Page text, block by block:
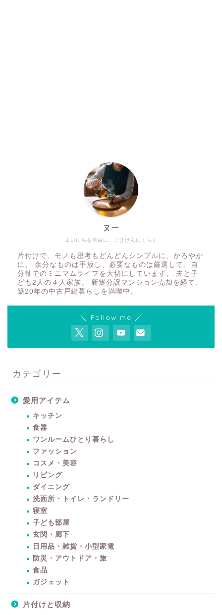
まいにちを自由に、ごきげんにくらす
ヌー
片付けで、モノも思考もどんどんシンプルに、かろやか
に。 余分なものは手放し、必要なものは厳選して、自
分軸でのミニマムライフを大切にしています。 夫と子
ども2人の４人家族。 新築分譲マンション売却を経て、
築20年の中古戸建暮らしを満喫中。
＼ Follow me ／
カテゴリー
愛用アイテム
キッチン
食器
ワンルームひとり暮らし
ファッション
コスメ・美容
リビング
ダイニング
洗面所・トイレ・ランドリー
寝室
子ども部屋
玄関・廊下
日用品・雑貨・小型家電
防災・アウトドア・旅
食品
ガジェット
片付けと収納